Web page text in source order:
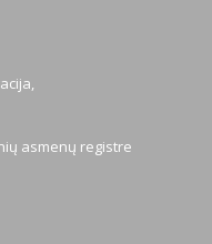
asmenų registre